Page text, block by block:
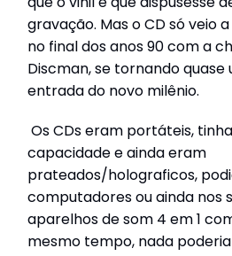
gravação. Mas o CD só veio
no final dos anos 90 com a
Discman, se tornando
entrada do novo milênio.
Os CDs eram portáteis,
capacidade e ainda eram
prateados/holograficos,
computadores ou ainda nos
aparelhos de som 4 em 1
mesmo tempo, nada